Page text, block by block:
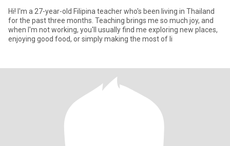
Hi! I'm a 27-year-old Filipina teacher who's been living in Thailand
for the past three months. Teaching brings me so much joy, and
when I'm not working, you'll usually find me exploring new places,
enjoying good food, or simply making the most of li